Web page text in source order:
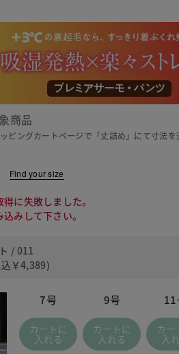
090 ブラック
商品
ピングカートページで「丈詰め」にて寸法を
Find your size
に失敗しました。
みして下さい。
/ 011
￥4,389)
7号
カートに
入れる
9号
カートに
入れる
11
カー
入